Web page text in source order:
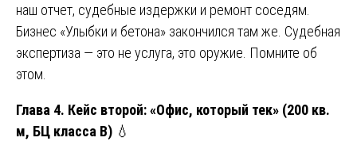
наш отчет, судебные издержки и ремонт соседям.
Бизнес «Улыбки и бетона» закончился там же. Судебная
экспертиза — это не услуга, это оружие. Помните об
этом.
Глава 4. Кейс второй: «Офис, который тек» (200 кв.
м, БЦ класса B) 💧